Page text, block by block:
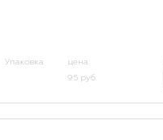
Упаковка
цена:
95 руб.